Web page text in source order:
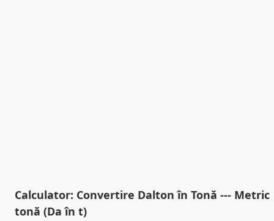
Calculator: Convertire Dalton în Tonă --- Metric
tonă (Da în t)